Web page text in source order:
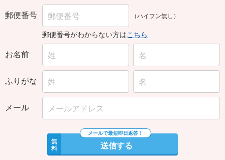
郵便番号 （ハイフン無し）
郵便番号がわからない方はこちら
お名前
ふりがな
メール
無
料 送信する